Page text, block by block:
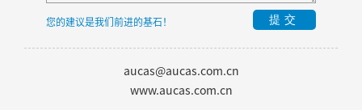
您的建议是我们前进的基石！ 提交
aucas@aucas.com.cn
www.aucas.com.cn